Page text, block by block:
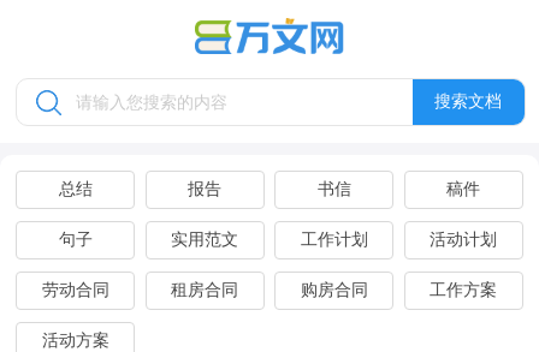
搜索文档
总结 报告 书信 稿件
句子 实用范文 工作计划 活动计划
劳动合同 租房合同 购房合同 工作方案
活动方案